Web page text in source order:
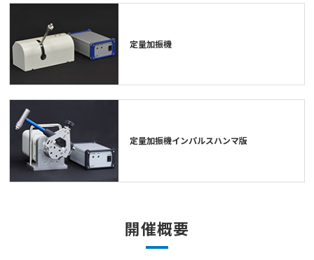
資料ダウンロード
JP EN ไทย
定量加振機
定量加振機インパルスハンマ版
開催概要